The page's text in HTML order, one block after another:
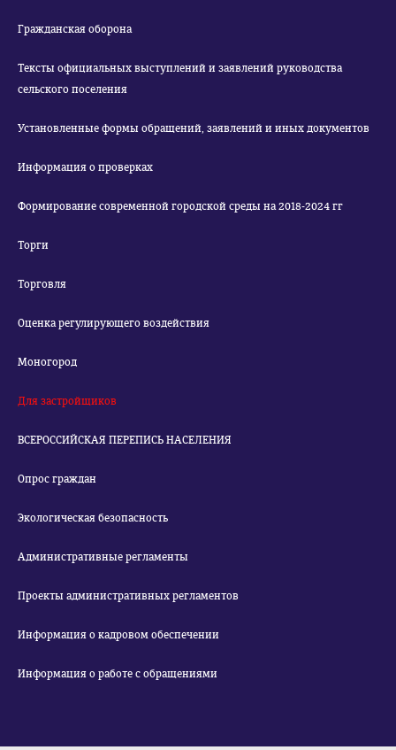
Гражданская оборона
Тексты официальных выступлений и заявлений руководства
сельского поселения
Установленные формы обращений, заявлений и иных документов
Информация о проверках
Формирование современной городской среды на 2018-2024 гг
Торги
Торговля
Оценка регулирующего воздействия
Моногород
Для застройщиков
ВСЕРОССИЙСКАЯ ПЕРЕПИСЬ НАСЕЛЕНИЯ
Опрос граждан
Экологическая безопасность
Административные регламенты
Проекты административных регламентов
Информация о кадровом обеспечении
Информация о работе с обращениями